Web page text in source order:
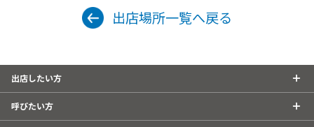
出店場所一覧へ戻る
出店したい方
呼びたい方